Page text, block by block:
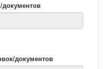
документов
документов